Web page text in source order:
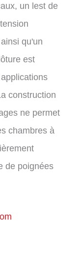
un lest de
qu'un
est
construction
ne permet
chambres à
de poignées